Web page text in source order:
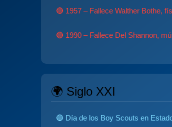
🔴 1957 – Fallece Walther Bothe,
🔴 1990 – Fallece Del Shannon,
🌍 Siglo XXI
🔵 Día de los Boy Scouts en